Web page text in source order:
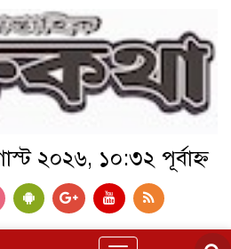
২০২৬, ১০:৩২ পূর্বাহ্ন